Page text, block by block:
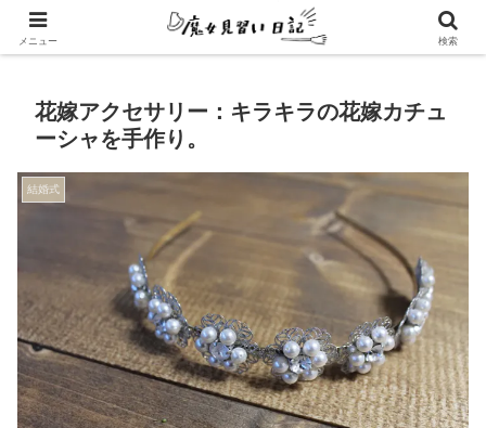
エンパスさんのための心地よい暮らし方
花嫁アクセサリー：キラキラの花嫁カチュ
ーシャを手作り。
結婚式
メニュー 検索